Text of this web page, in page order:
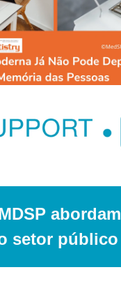
abordam
setor público